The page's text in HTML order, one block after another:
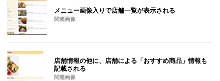
メニュー画像入りで店舗一覧が表示される
関連画像
店舗情報の他に、店舗による「おすすめ商品」情報も
記載される
関連画像